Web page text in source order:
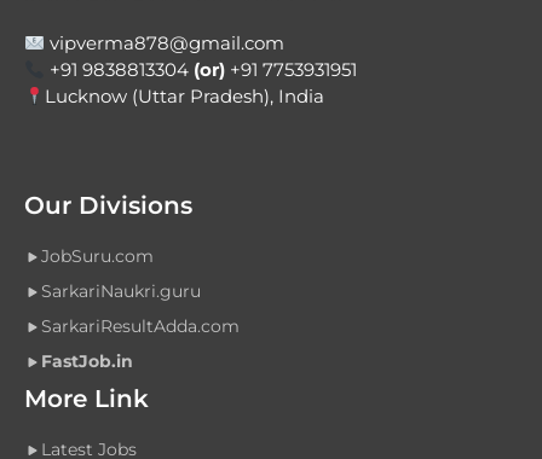
vipverma878@gmail.com
+91 9838813304 (or) +91 7753931951
Lucknow (Uttar Pradesh), India
Our Divisions
JobSuru.com
SarkariNaukri.guru
SarkariResultAdda.com
FastJob.in
More Link
Latest Jobs